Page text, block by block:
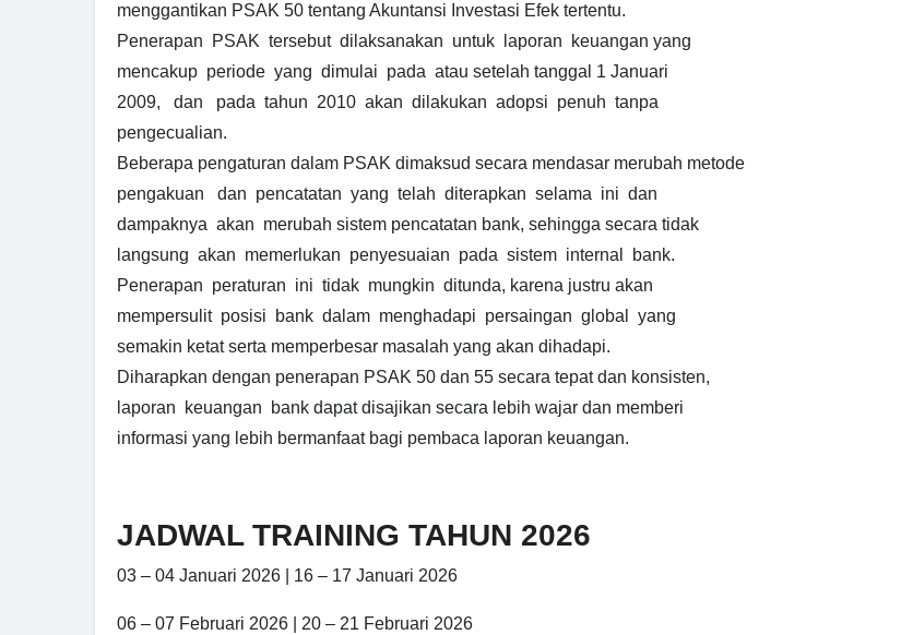
menggantikan PSAK 50 tentang Akuntansi Investasi Efek tertentu.
Penerapan PSAK tersebut dilaksanakan untuk laporan keuangan yang
mencakup periode yang dimulai pada atau setelah tanggal 1 Januari
2009, dan pada tahun 2010 akan dilakukan adopsi penuh tanpa
pengecualian.
Beberapa pengaturan dalam PSAK dimaksud secara mendasar merubah metode
pengakuan dan pencatatan yang telah diterapkan selama ini dan
dampaknya akan merubah sistem pencatatan bank, sehingga secara tidak
langsung akan memerlukan penyesuaian pada sistem internal bank.
Penerapan peraturan ini tidak mungkin ditunda, karena justru akan
mempersulit posisi bank dalam menghadapi persaingan global yang
semakin ketat serta memperbesar masalah yang akan dihadapi.
Diharapkan dengan penerapan PSAK 50 dan 55 secara tepat dan konsisten,
laporan keuangan bank dapat disajikan secara lebih wajar dan memberi
informasi yang lebih bermanfaat bagi pembaca laporan keuangan.
JADWAL TRAINING TAHUN 2026
03 – 04 Januari 2026 | 16 – 17 Januari 2026
06 – 07 Februari 2026 | 20 – 21 Februari 2026